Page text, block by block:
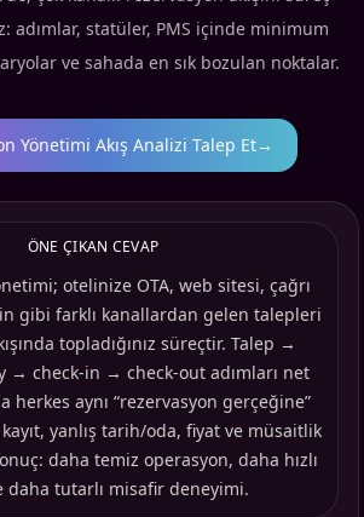
adımlar, statüler, PMS içinde minimum
ve sahada en sık bozulan noktalar.
Yönetimi Akış Analizi Talep Et→
ÖNE ÇIKAN CEVAP
otelinize OTA, web sitesi, çağrı
gibi farklı kanallardan gelen talepleri
topladığınız süreçtir. Talep →
→ check-in → check-out adımları net
herkes aynı “rezervasyon gerçeğine”
yanlış tarih/oda, fiyat ve müsaitlik
daha temiz operasyon, daha hızlı
daha tutarlı misafir deneyimi.